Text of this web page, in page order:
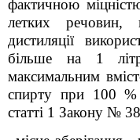
фактичною
летких
дистиляції
більше на 1
максимальним
спирту при 100
статті 1 Закону №